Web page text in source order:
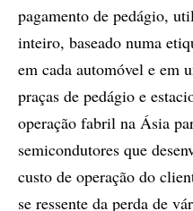
pagamento de pedágio,
inteiro, baseado numa
em cada automóvel e em
praças de pedágio e
operação fabril na Ásia
semicondutores que
custo de operação do
se ressente da perda de